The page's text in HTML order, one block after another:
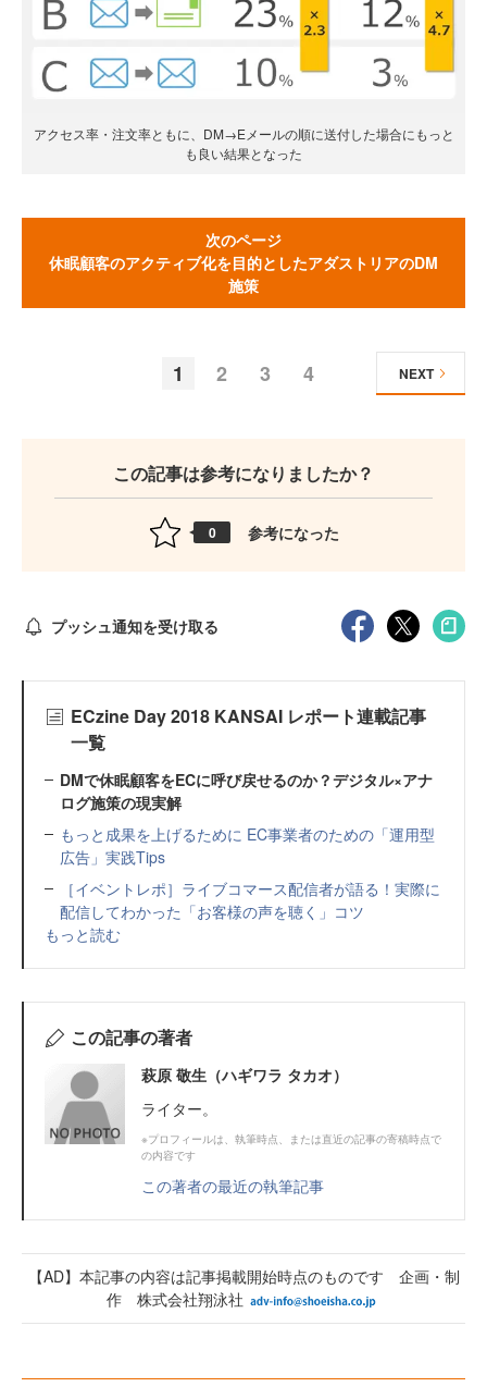
アクセス率・注文率ともに、DM→Eメールの順に送付した場合にもっと
も良い結果となった
次のページ
休眠顧客のアクティブ化を目的としたアダストリアのDM
施策
1 2 3 4 NEXT
この記事は参考になりましたか？
0 参考になった
プッシュ通知を受け取る
ECzine Day 2018 KANSAI レポート連載記事
一覧
DMで休眠顧客をECに呼び戻せるのか？デジタル×アナ
ログ施策の現実解
もっと成果を上げるために EC事業者のための「運用型
広告」実践Tips
［イベントレポ］ライブコマース配信者が語る！実際に
配信してわかった「お客様の声を聴く」コツ
もっと読む
この記事の著者
萩原 敬生（ハギワラ タカオ）
ライター。
※プロフィールは、執筆時点、または直近の記事の寄稿時点で
の内容です
この著者の最近の執筆記事
【AD】本記事の内容は記事掲載開始時点のものです 企画・制
作 株式会社翔泳社